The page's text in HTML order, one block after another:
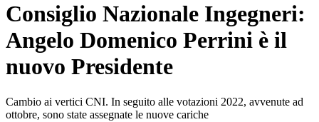
Consiglio Nazionale Ingegneri:
Angelo Domenico Perrini è il
nuovo Presidente
Cambio ai vertici CNI. In seguito alle votazioni 2022, avvenute ad
ottobre, sono state assegnate le nuove cariche